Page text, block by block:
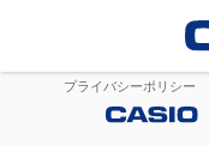
プライバシーポリシー